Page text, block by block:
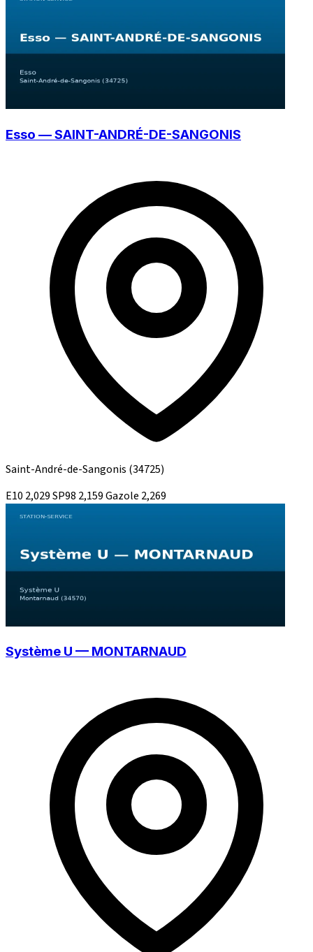
Esso — SAINT-ANDRÉ-DE-SANGONIS
Saint-André-de-Sangonis (34725)
E10 2,029SP98 2,159Gazole 2,269
Système U — MONTARNAUD